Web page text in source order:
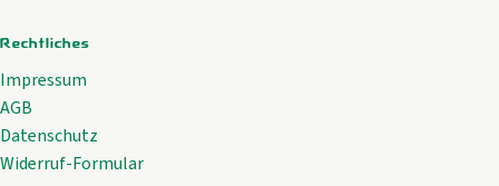
Rechtliches
Impressum
AGB
Datenschutz
Widerruf-Formular